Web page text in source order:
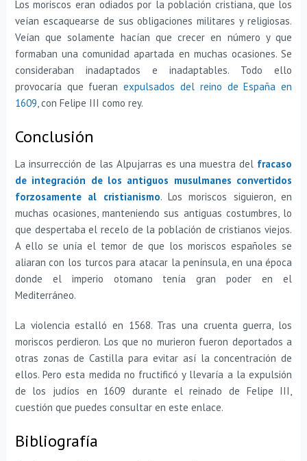
Los moriscos eran odiados por la población cristiana, que los
veían escaquearse de sus obligaciones militares y religiosas.
Veían que solamente hacían que crecer en número y que
formaban una comunidad apartada en muchas ocasiones. Se
consideraban inadaptados e inadaptables. Todo ello
provocaría que fueranexpulsados del reino de España en
1609, con Felipe III como rey.
Conclusión
La insurrección de las Alpujarras es una muestra del fracaso
de integración de los antiguos musulmanes convertidos
forzosamente al cristianismo. Los moriscos siguieron, en
muchas ocasiones, manteniendo sus antiguas costumbres, lo
que despertaba el recelo de la población de cristianos viejos.
A ello se unía el temor de que los moriscos españoles se
aliaran con los turcos para atacar la península, en una época
donde el imperio otomano tenía gran poder en el
Mediterráneo.
La violencia estalló en 1568. Tras una cruenta guerra, los
moriscos perdieron. Los que no murieron fueron deportados a
otras zonas de Castilla para evitar así la concentración de
ellos. Pero esta medida no fructificó y llevaría a la expulsión
de los judíos en 1609 durante el reinado de Felipe III,
cuestión que puedes consultar en este enlace.
Bibliografía